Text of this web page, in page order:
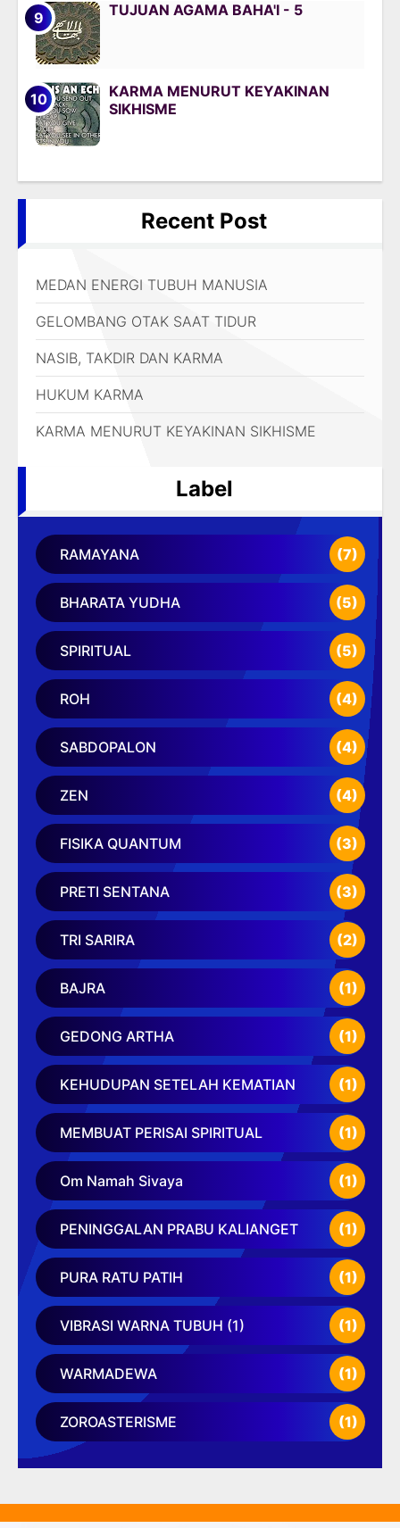
TUJUAN AGAMA BAHA'I - 5
KARMA MENURUT KEYAKINAN
SIKHISME
Recent Post
MEDAN ENERGI TUBUH MANUSIA
GELOMBANG OTAK SAAT TIDUR
NASIB, TAKDIR DAN KARMA
HUKUM KARMA
KARMA MENURUT KEYAKINAN SIKHISME
Label
RAMAYANA (7)
BHARATA YUDHA (5)
SPIRITUAL (5)
ROH (4)
SABDOPALON (4)
ZEN (4)
FISIKA QUANTUM (3)
PRETI SENTANA (3)
TRI SARIRA (2)
BAJRA (1)
GEDONG ARTHA (1)
KEHUDUPAN SETELAH KEMATIAN (1)
MEMBUAT PERISAI SPIRITUAL (1)
Om Namah Sivaya (1)
PENINGGALAN PRABU KALIANGET (1)
PURA RATU PATIH (1)
VIBRASI WARNA TUBUH (1) (1)
WARMADEWA (1)
ZOROASTERISME (1)